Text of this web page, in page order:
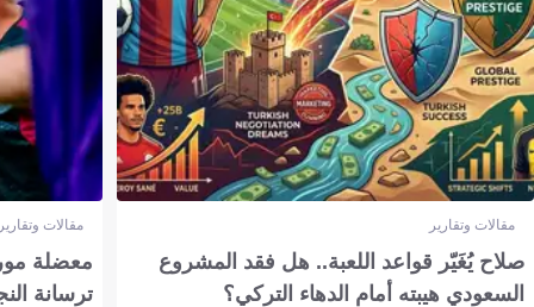
مقالات وتقارير
صلاح يُغَيّر قواعد اللعبة.. هل فقد المشروع
السعودي هيبته أمام الدهاء التركي؟
مقالات
معضلة
ترسانة